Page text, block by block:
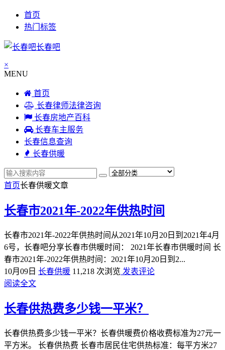
首页
热门标签
长春吧
×
MENU
首页
长春律师法律咨询
长春房地产百科
长春车主服务
长春信息查询
长春供暖
首页长春供暖文章
长春市2021年-2022年供热时间
长春市2021年-2022年供热时间从2021年10月20日到2021年4月
6号，长春吧分享长春市供暖时间： 2021年长春市供暖时间 长
春市2021年-2022年供热时间：2021年10月20日到2...
10月09日 长春供暖 11,218 次浏览 发表评论
阅读全文
长春供热费多少钱一平米？
长春供热费多少钱一平米？长春供暖费价格收费标准为27元一
平方米。 长春供热费 长春市居民住宅供热标准：每平方米27